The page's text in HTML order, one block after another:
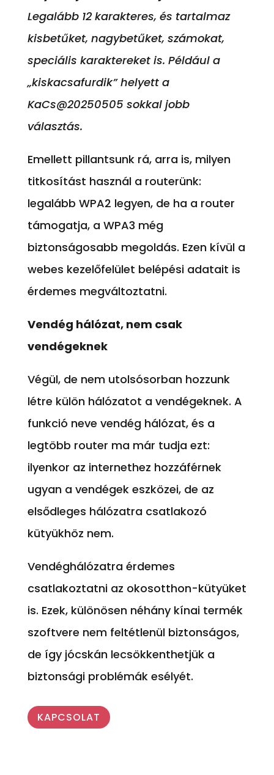
Legalább 12 karakteres, és tartalmaz
kisbetűket, nagybetűket, számokat,
speciális karaktereket is. Például a
„kiskacsafurdik” helyett a
KaCs@20250505 sokkal jobb
választás.
Emellett pillantsunk rá, arra is, milyen
titkosítást használ a routerünk:
legalább WPA2 legyen, de ha a router
támogatja, a WPA3 még
biztonságosabb megoldás. Ezen kívül a
webes kezelőfelület belépési adatait is
érdemes megváltoztatni.
Vendég hálózat, nem csak
vendégeknek
Végül, de nem utolsósorban hozzunk
létre külön hálózatot a vendégeknek. A
funkció neve vendég hálózat, és a
legtöbb router ma már tudja ezt:
ilyenkor az internethez hozzáférnek
ugyan a vendégek eszközei, de az
elsődleges hálózatra csatlakozó
kütyükhöz nem.
Vendéghálózatra érdemes
csatlakoztatni az okosotthon-kütyüket
is. Ezek, különösen néhány kínai termék
szoftvere nem feltétlenül biztonságos,
de így jócskán lecsökkenthetjük a
biztonsági problémák esélyét.
KAPCSOLAT